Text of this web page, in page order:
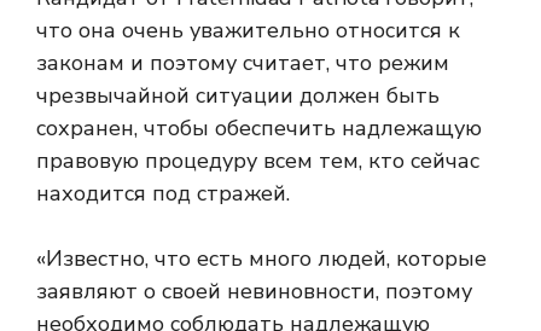
что она очень уважительно относится к
законам и поэтому считает, что режим
чрезвычайной ситуации должен быть
сохранен, чтобы обеспечить надлежащую
правовую процедуру всем тем, кто сейчас
находится под стражей.
«Известно, что есть много людей, которые
заявляют о своей невиновности, поэтому
необходимо соблюдать надлежащую